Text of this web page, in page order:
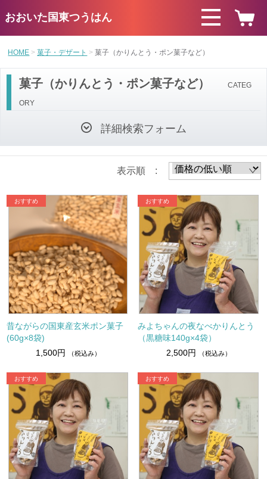
おおいた国東つうはん
HOME 菓子・デザート 菓子（かりんとう・ポン菓子など）
菓子（かりんとう・ポン菓子など） CATEG
ORY
詳細検索フォーム
表示順 :
昔ながらの国東産玄米ポン菓子
(60g×8袋)
1,500円
（税込み）
みよちゃんの夜なべかりんとう
（黒糖味140g×4袋）
2,500円
（税込み）